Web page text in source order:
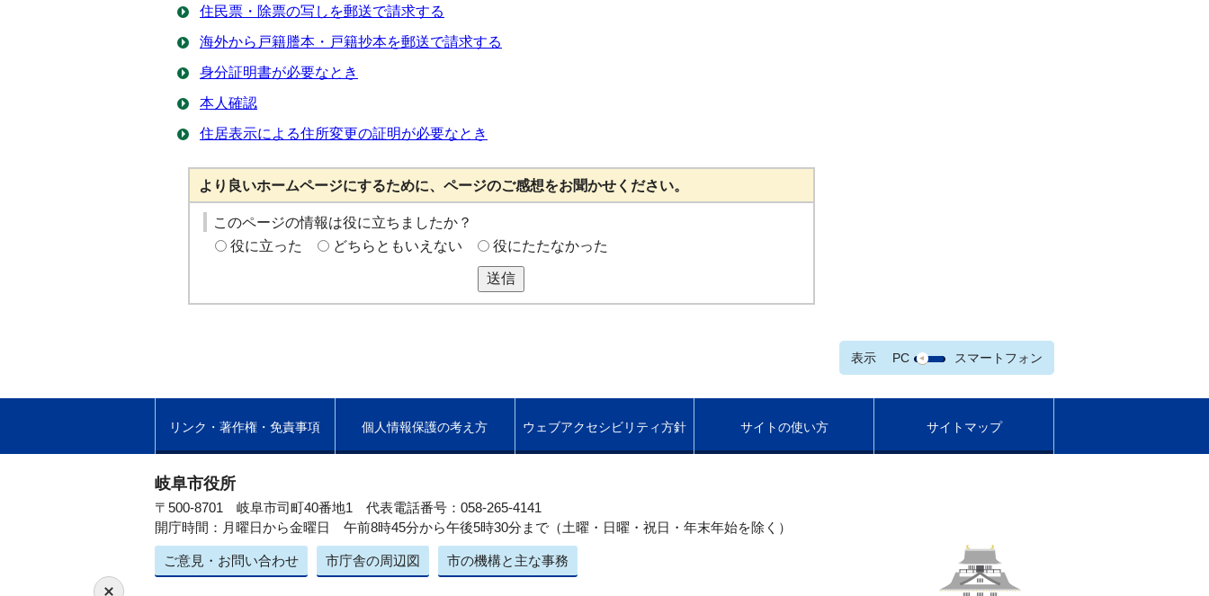
住民票・除票の写しを郵送で請求する
海外から戸籍謄本・戸籍抄本を郵送で請求する
身分証明書が必要なとき
本人確認
住居表示による住所変更の証明が必要なとき
より良いホームページにするために、ページのご感想をお聞かせください。
このページの情報は役に立ちましたか？
役に立った
どちらともいえない 役にたたなかった
送信
表示 PC スマートフォン
リンク・著作権・免責事項 個人情報保護の考え方 ウェブアクセシビリティ方針 サイトの使い方 サイトマップ
岐阜市役所
〒500-8701 岐阜市司町40番地1 代表電話番号：058-265-4141
開庁時間：月曜日から金曜日 午前8時45分から午後5時30分まで（土曜・日曜・祝日・年末年始を除く）
ご意見・お問い合わせ 市庁舎の周辺図 市の機構と主な事務